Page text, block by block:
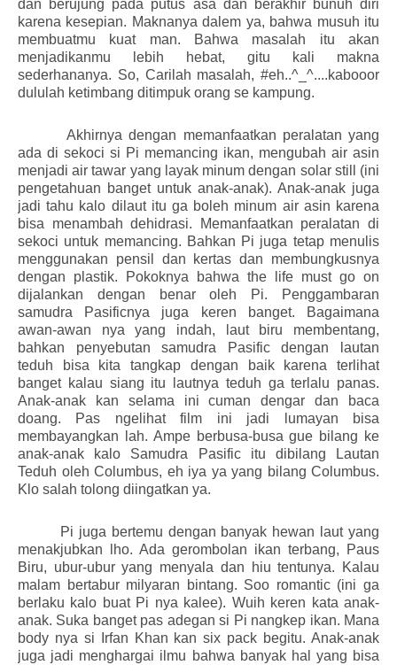
dan berujung pada putus asa dan berakhir bunuh diri
karena kesepian. Maknanya dalem ya, bahwa musuh itu
membuatmu kuat man. Bahwa masalah itu akan
menjadikanmu lebih hebat, gitu kali makna
sederhananya. So, Carilah masalah, #eh..^_^....kabooor
dululah ketimbang ditimpuk orang se kampung.
Akhirnya dengan memanfaatkan peralatan yang
ada di sekoci si Pi memancing ikan, mengubah air asin
menjadi air tawar yang layak minum dengan solar still (ini
pengetahuan banget untuk anak-anak). Anak-anak juga
jadi tahu kalo dilaut itu ga boleh minum air asin karena
bisa menambah dehidrasi. Memanfaatkan peralatan di
sekoci untuk memancing. Bahkan Pi juga tetap menulis
menggunakan pensil dan kertas dan membungkusnya
dengan plastik. Pokoknya bahwa the life must go on
dijalankan dengan benar oleh Pi. Penggambaran
samudra Pasificnya juga keren banget. Bagaimana
awan-awan nya yang indah, laut biru membentang,
bahkan penyebutan samudra Pasific dengan lautan
teduh bisa kita tangkap dengan baik karena terlihat
banget kalau siang itu lautnya teduh ga terlalu panas.
Anak-anak kan selama ini cuman dengar dan baca
doang. Pas ngelihat film ini jadi lumayan bisa
membayangkan lah. Ampe berbusa-busa gue bilang ke
anak-anak kalo Samudra Pasific itu dibilang Lautan
Teduh oleh Columbus, eh iya ya yang bilang Columbus.
Klo salah tolong diingatkan ya.
Pi juga bertemu dengan banyak hewan laut yang
menakjubkan lho. Ada gerombolan ikan terbang, Paus
Biru, ubur-ubur yang menyala dan hiu tentunya. Kalau
malam bertabur milyaran bintang. Soo romantic (ini ga
berlaku kalo buat Pi nya kalee). Wuih keren kata anak-
anak. Suka banget pas adegan si Pi nangkep ikan. Mana
body nya si Irfan Khan kan six pack begitu. Anak-anak
juga jadi menghargai ilmu bahwa banyak hal yang bisa